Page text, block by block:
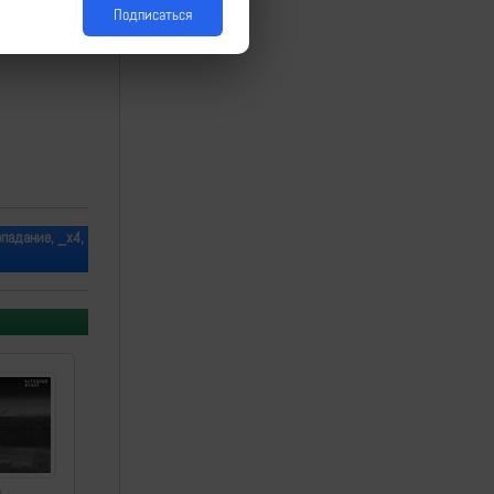
_х4,
Подписаться